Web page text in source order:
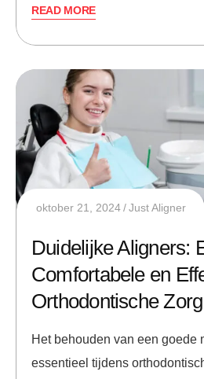
READ MORE
oktober 21, 2024 Just Aligner
Duidelijke Aligners:
Comfortabele en
Orthodontische
Het behouden van een goede
essentieel tijdens